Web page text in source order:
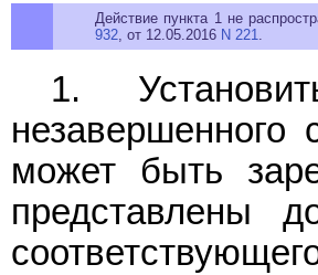
Действие пункта 1 не
932, от 12.05.2016 N 221.
1.
незавершенного
может быть
представлены